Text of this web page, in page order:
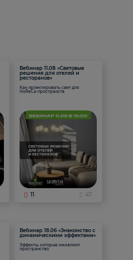
Вебинар 11.08 «Световые
решения для отелей и
ресторанов»
Как проектировать свет для
HoReCa-пространств
11 47
Вебинар 18.06 «Знакомство с
динамическими эффектами»
Эффекты, которые оживляют
пространство